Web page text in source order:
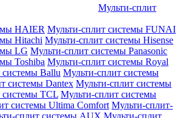
Мульти-сплит
HAIER Мульти-сплит системы FUNAI
Hitachi Мульти-сплит системы Hisense
LG Мульти-сплит системы Panasonic
Toshiba Мульти-сплит системы Royal
Ballu Мульти-сплит системы
системы Dantex Мульти-сплит системы
системы TCL Мульти-сплит системы
системы Ultima Comfort Мульти-сплит-
сплит системы AUX Мульти-сплит